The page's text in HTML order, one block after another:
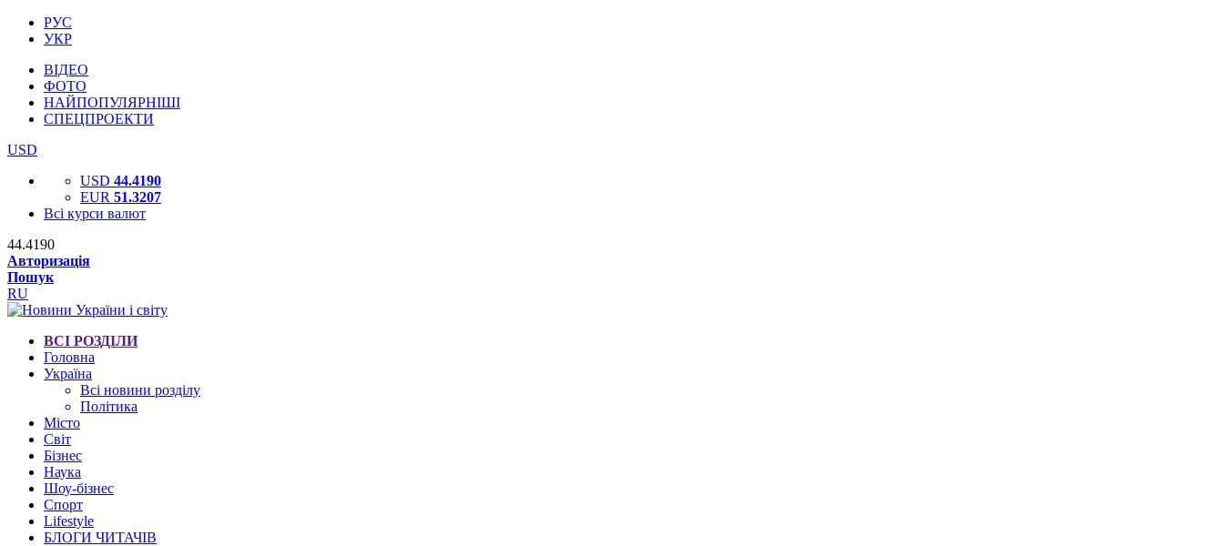
РУС
УКР
ВІДЕО
ФОТО
НАЙПОПУЛЯРНІШІ
СПЕЦПРОЕКТИ
USD
USD 44.4190
EUR 51.3207
Всі курси валют
44.4190
Авторизація
Пошук
RU
ВСІ РОЗДІЛИ
Головна
Україна
Всі новини розділу
Політика
Місто
Світ
Бізнес
Наука
Шоу-бізнес
Спорт
Lifestyle
БЛОГИ ЧИТАЧІВ